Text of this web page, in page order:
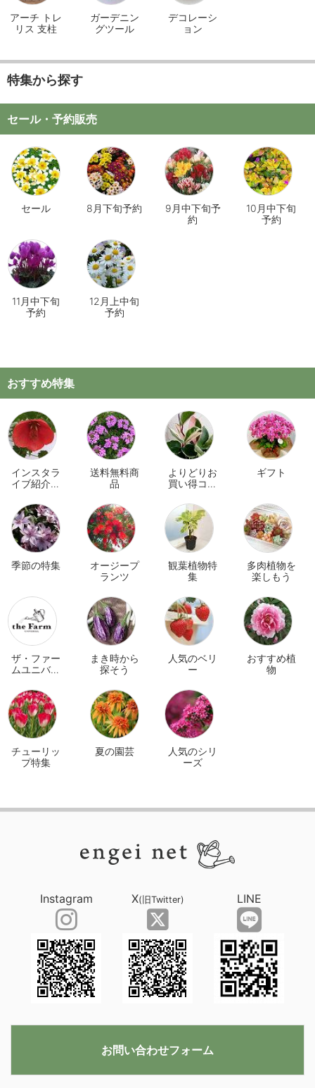
アーチ トレ
リス 支柱
ガーデニン
グツール
デコレーシ
ョン
特集から探す
セール・予約販売
セール 8月下旬予約
9月中下旬予
約
10月中下旬
予約
11月中下旬
予約
12月上中旬
予約
おすすめ特集
インスタラ
イブ紹介商
送料無料商
品
よりどりお
買い得コー
ギフト
季節の特集
オージープ
ランツ
観葉植物特
集
多肉植物を
楽しもう
ザ・ファー
ムユニバー
イン
まき時から
探そう
人気のベリ
ー
おすすめ植
物
チューリッ
プ特集
夏の園芸
人気のシリ
ーズ
Instagram X(旧Twitter) LINE
お問い合わせフォーム